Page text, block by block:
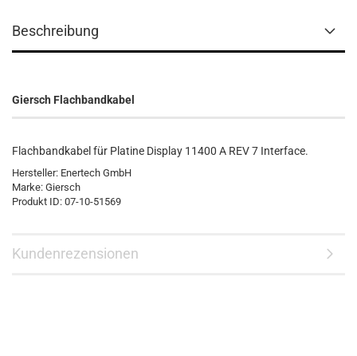
Beschreibung
Giersch Flachbandkabel
Flachbandkabel für Platine Display 11400 A REV 7 Interface.
Hersteller: Enertech GmbH
Marke: Giersch
Produkt ID: 07-10-51569
Kundenrezensionen